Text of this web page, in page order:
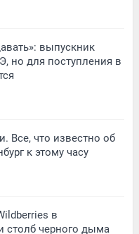
выпускник
но для поступления в
Все, что известно об
к этому часу
в
столб черного дыма